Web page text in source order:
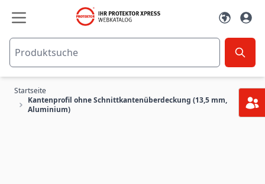
Zum Inhalt springen
Startseite
Kantenprofil ohne Schnittkantenüberdeckung (13,5 mm,
Aluminium)